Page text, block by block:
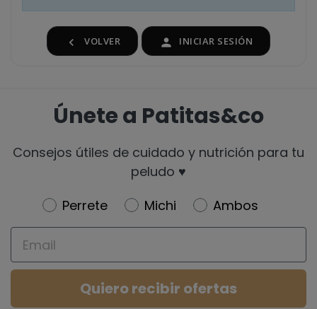
 VOLVER  INICIAR SESIÓN
Únete a Patitas&co
Consejos útiles de cuidado y nutrición para tu
peludo ♥️
Newsletter
Perrete Michi
Ambos
Email
Quiero recibir ofertas